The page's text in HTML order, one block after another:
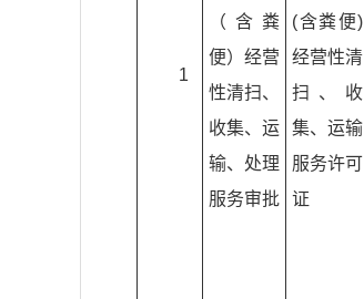
1
（含粪
便）经营
性清扫、
收集、运
输、处理
服务审批
(含粪便)
经营性清
扫、收
集、运输
服务许可
证